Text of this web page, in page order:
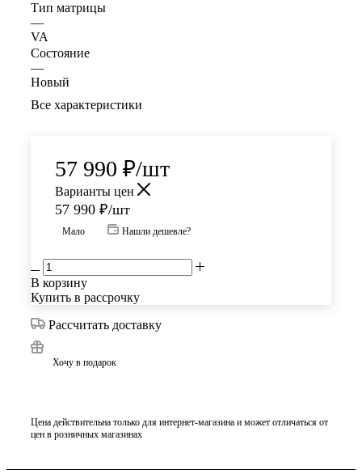
Тип матрицы
—
VA
Состояние
—
Новый
Все характеристики
57 990 ₽/шт
Варианты цен
57 990 ₽/шт
Мало Нашли дешевле?
В корзину
Купить в рассрочку
Рассчитать доставку
Хочу в подарок
Цена действительна только для интернет-магазина и может отличаться от
цен в розничных магазинах